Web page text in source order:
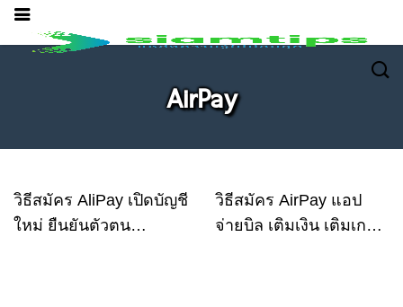
AirPay
วิธีสมัคร AliPay เปิดบัญชี
ใหม่ ยืนยันตัวตน
วิธีสมัคร AirPay แอป
จ่ายบิล เติมเงิน เติมเกม